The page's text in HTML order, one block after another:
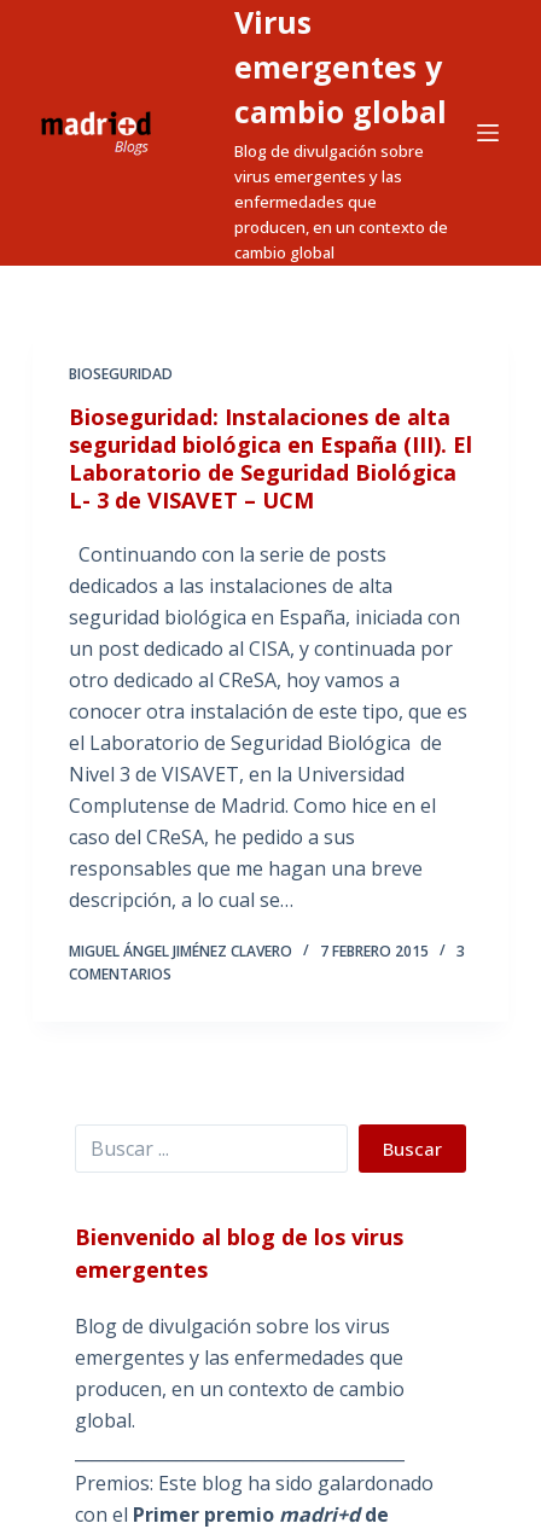
Virus
emergentes y
cambio global
Blog de divulgación sobre
virus emergentes y las
enfermedades que
producen, en un contexto de
cambio global
BIOSEGURIDAD
Bioseguridad: Instalaciones de alta
seguridad biológica en España (III). El
Laboratorio de Seguridad Biológica
L- 3 de VISAVET – UCM
Continuando con la serie de posts
dedicados a las instalaciones de alta
seguridad biológica en España, iniciada con
un post dedicado al CISA, y continuada por
otro dedicado al CReSA, hoy vamos a
conocer otra instalación de este tipo, que es
el Laboratorio de Seguridad Biológica de
Nivel 3 de VISAVET, en la Universidad
Complutense de Madrid. Como hice en el
caso del CReSA, he pedido a sus
responsables que me hagan una breve
descripción, a lo cual se…
MIGUEL ÁNGEL JIMÉNEZ CLAVERO 7 FEBRERO 2015
3
COMENTARIOS
Buscar Buscar
Bienvenido al blog de los virus
emergentes
Blog de divulgación sobre los virus
emergentes y las enfermedades que
producen, en un contexto de cambio
global.
Premios: Este blog ha sido galardonado
con el Primer premio madri+dde